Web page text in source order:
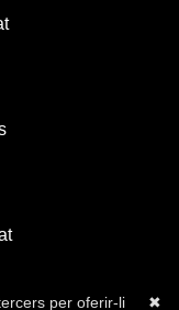
✖
per oferir-li